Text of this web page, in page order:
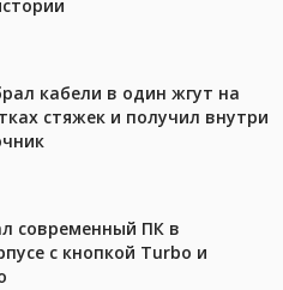
кабели в один жгут на
стяжек и получил внутри
современный ПК в
с кнопкой Turbo и